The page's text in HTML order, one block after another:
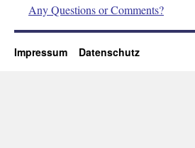
Any Questions or Comments?
Impressum Datenschutz